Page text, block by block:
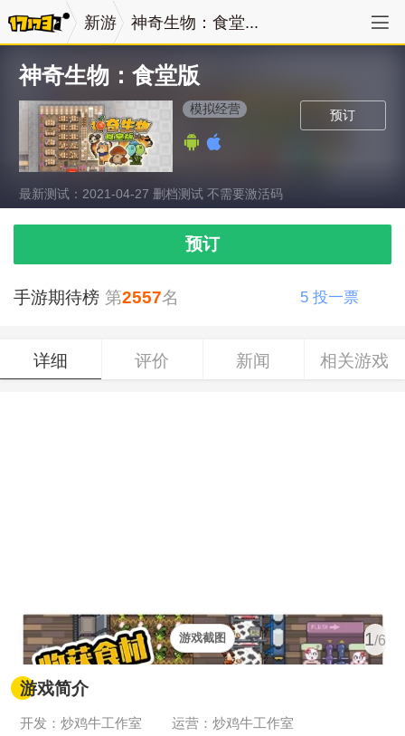
新游 神奇生物：食堂...
神奇生物：食堂版
预订
模拟经营
最新测试：2021-04-27 删档测试 不需要激活码
预订
手游期待榜 第2557名 5 投一票
详细 评价 新闻 相关游戏
1/6
游戏截图
游戏简介
开发：炒鸡牛工作室 运营：炒鸡牛工作室